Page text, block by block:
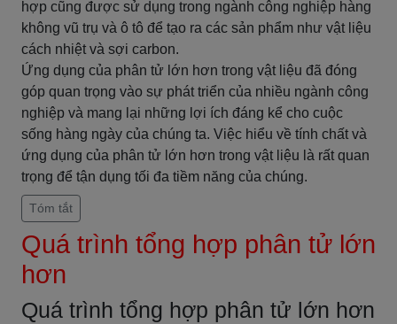
hợp cũng được sử dụng trong ngành công nghiệp hàng
không vũ trụ và ô tô để tạo ra các sản phẩm như vật liệu
cách nhiệt và sợi carbon.
Ứng dụng của phân tử lớn hơn trong vật liệu đã đóng
góp quan trọng vào sự phát triển của nhiều ngành công
nghiệp và mang lại những lợi ích đáng kể cho cuộc
sống hàng ngày của chúng ta. Việc hiểu về tính chất và
ứng dụng của phân tử lớn hơn trong vật liệu là rất quan
trọng để tận dụng tối đa tiềm năng của chúng.
Tóm tắt
Quá trình tổng hợp phân tử lớn
hơn
Quá trình tổng hợp phân tử lớn hơn